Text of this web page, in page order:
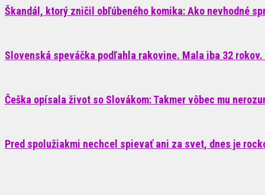
Škandál, ktorý zničil obľúbeného komika: Ako nevhodné
Slovenská speváčka podľahla rakovine. Mala iba 32
Češka opísala život so Slovákom: Takmer vôbec mu
Pred spolužiakmi nechcel spievať ani za svet, dnes je